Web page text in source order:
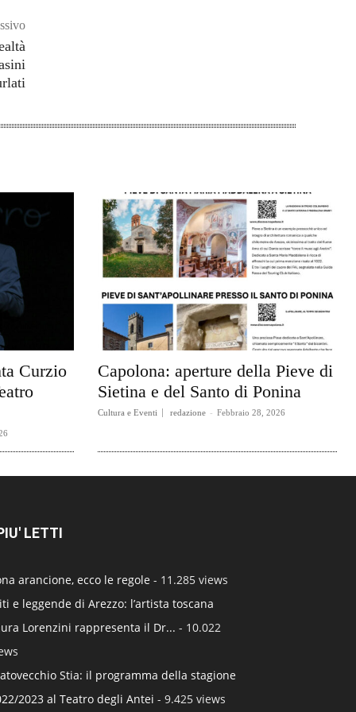
Curzio
Capolona: aperture della Pieve di
Sietina e del Santo di Ponina
Cultura e Eventi redazione - Febbraio 28, 2026
LETTI
arancione, ecco le regole - 11.285 views
e leggende di Arezzo: l’artista toscana
Lorenzini rappresenta il Dr... - 10.022
Stia: il programma della stagione
2023 al Teatro degli Antei - 9.425 views